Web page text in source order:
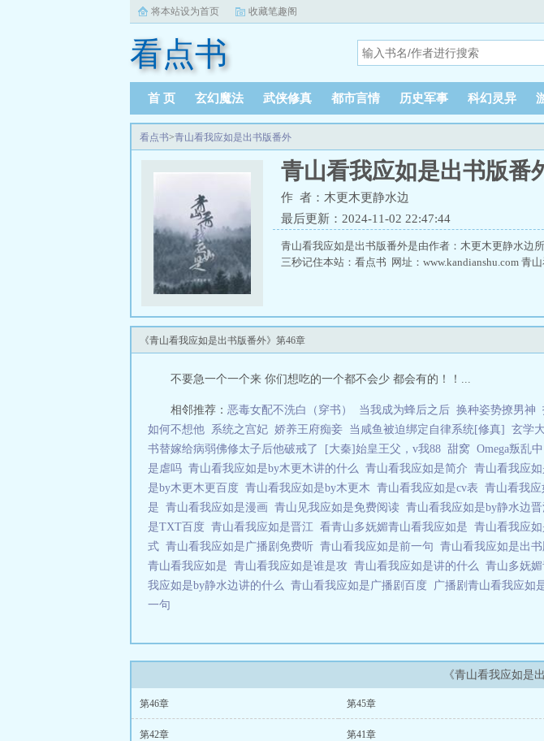
将本站设为首页 收藏笔趣阁
看点书
首 页 玄幻魔法 武侠修真 都市言情 历史军事 科幻灵异
看点书>青山看我应如是出书版番外
青山看我应如是出书版番
作 者：木更木更静水边
最后更新：2024-11-02 22:47:44
青山看我应如是出书版番外是由作者：木更木更静水边
三秒记住本站：看点书 网址：www.kandianshu.com 青
《青山看我应如是出书版番外》第46章
不要急一个一个来 你们想吃的一个都不会少 都会有的！！...
相邻推荐： 恶毒女配不洗白（穿书） 当我成为蜂后之后 换种姿势撩男神
如何不想他 系统之宫妃 娇养王府痴妾 当咸鱼被迫绑定自律系统[修真] 玄学
书替嫁给病弱佛修太子后他破戒了
[大秦]始皇王父，v我88 甜窝 Omega叛乱中
是虐吗 青山看我应如是by木更木讲的什么 青山看我应如是简介 青山看我应
是by木更木更百度 青山看我应如是by木更木 青山看我应如是cv表 青山看我
是 青山看我应如是漫画 青山见我应如是免费阅读 青山看我应如是by静水边
是TXT百度 青山看我应如是晋江 看青山多妩媚青山看我应如是 青山看我应
式 青山看我应如是广播剧免费听 青山看我应如是前一句 青山看我应如是出
青山看我应如是 青山看我应如是谁是攻 青山看我应如是讲的什么 青山多妩
我应如是by静水边讲的什么 青山看我应如是广播剧百度 广播剧青山看我应如
一句
《青山看我应如是
第46章 第45章
第42章 第41章